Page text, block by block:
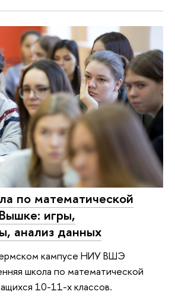
по математической
игры,
анализ данных
кампусе НИУ ВШЭ
школа по математической
10-11-х классов.